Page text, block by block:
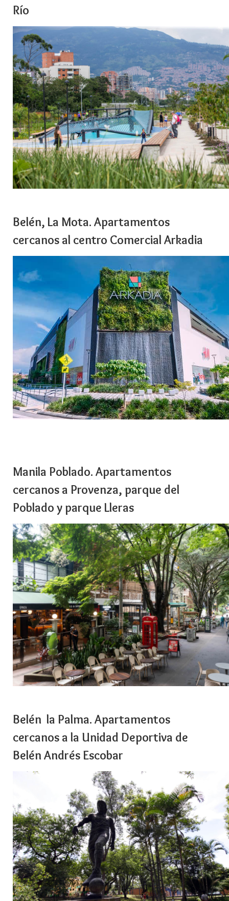
Río
Belén, La Mota. Apartamentos
cercanos al centro Comercial Arkadia
Manila Poblado. Apartamentos
cercanos a Provenza, parque del
Poblado y parque Lleras
Belén la Palma. Apartamentos
cercanos a la Unidad Deportiva de
Belén Andrés Escobar